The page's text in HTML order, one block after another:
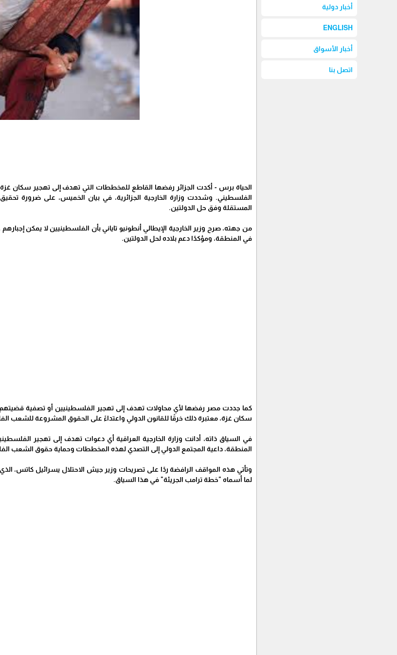
أخبار دولية
ENGLISH
أخبار الأسواق
اتصل بنا
الحياة برس - أكدت الجزائر رفضها القاطع للمخططات التي تهدف إلى تهجير
الفلسطيني. وشددت وزارة الخارجية الجزائرية، في بيان الخميس، على ضرورة
المستقلة وفق حل الدولتين.
من جهته، صرح وزير الخارجية الإيطالي أنطونيو تاياني بأن الفلسطينيين لا يمكن
في المنطقة، ومؤكدًا دعم بلاده لحل الدولتين.
كما جددت مصر رفضها لأي محاولات تهدف إلى تهجير الفلسطينيين أو تصفية
سكان غزة، معتبرة ذلك خرقًا للقانون الدولي واعتداءً على الحقوق المشروعة للشعب
في السياق ذاته، أدانت وزارة الخارجية العراقية أي دعوات تهدف إلى تهجير
المنطقة، داعية المجتمع الدولي إلى التصدي لهذه المخططات وحماية حقوق الشعب
وتأتي هذه المواقف الرافضة ردًا على تصريحات وزير جيش الاحتلال يسرائيل كاتس،
لما أسماه "خطة ترامب الجريئة" في هذا السياق.